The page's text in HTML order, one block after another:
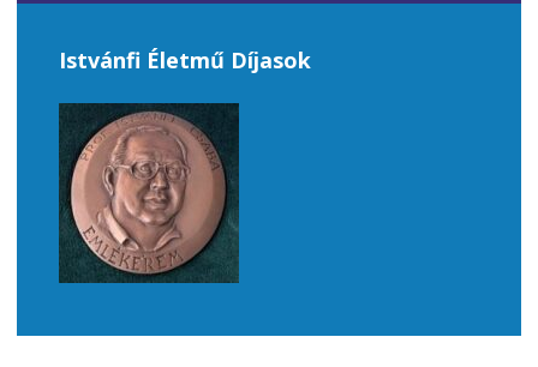
Istvánfi Életmű Díjasok